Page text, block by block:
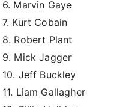
6. Marvin Gaye
7. Kurt Cobain
8. Robert Plant
9. Mick Jagger
10. Jeff Buckley
11. Liam Gallagher